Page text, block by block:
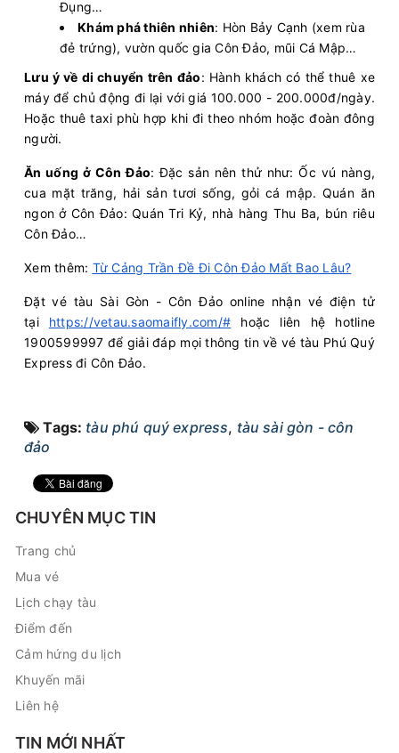
Phú Quốc - Rạch Giá
KA LONG 68
Cô Tô - Vân Đồn (Ao Tiên)
08/08/2026
13:30 - 350k
Còn:
Chọn mua
Superdong XII
Phú Quốc - Rạch Giá
08/08/2026
13:30 - 354k
Còn:20
Chọn mua
Còn:20
PHÚ QUỐC EXPRESS 7
Hà Tiên - Phú Quốc
08/08/2026
13:45 - 216k
Còn:20
Chọn mua
KA LONG 26
Phú Quốc - Hà Tiên
14:00 - 216k
Còn:
Chọn mua
PHÚ QUỐC EXPRESS 5
Sa Kỳ - Lý Sơn
08/08/2026
14:00 - 182k
Còn:20
Chọn mua
PHÚ QUỐC EXPRESS 27
08/08/2026
Còn:
Superdong I
Lý Sơn - Sa Kỳ
Đụng…
Khám phá thiên nhiên: Hòn Bảy Cạnh (xem rùa
đẻ trứng), vườn quốc gia Côn Đảo, mũi Cá Mập…
Lưu ý về di chuyển trên đảo: Hành khách có thể thuê xe
máy để chủ động đi lại với giá 100.000 - 200.000đ/ngày.
Hoặc thuê taxi phù hợp khi đi theo nhóm hoặc đoàn đông
người.
Ăn uống ở Côn Đảo: Đặc sản nên thử như: Ốc vú nàng,
cua mặt trăng, hải sản tươi sống, gỏi cá mập. Quán ăn
ngon ở Côn Đảo: Quán Tri Kỷ, nhà hàng Thu Ba, bún riêu
Côn Đảo…
Xem thêm: Từ Cảng Trần Đề Đi Côn Đảo Mất Bao Lâu?
Đặt vé tàu Sài Gòn - Côn Đảo online nhận vé điện tử
tại https://vetau.saomaifly.com/# hoặc liên hệ hotline
1900599997 để giải đáp mọi thông tin về vé tàu Phú Quý
Express đi Côn Đảo.
Tags: tàu phú quý express, tàu sài gòn - côn
đảo
CHUYÊN MỤC TIN
Trang chủ
Mua vé
Lịch chạy tàu
Điểm đến
Cảm hứng du lịch
Khuyến mãi
Liên hệ
TIN MỚI NHẤT